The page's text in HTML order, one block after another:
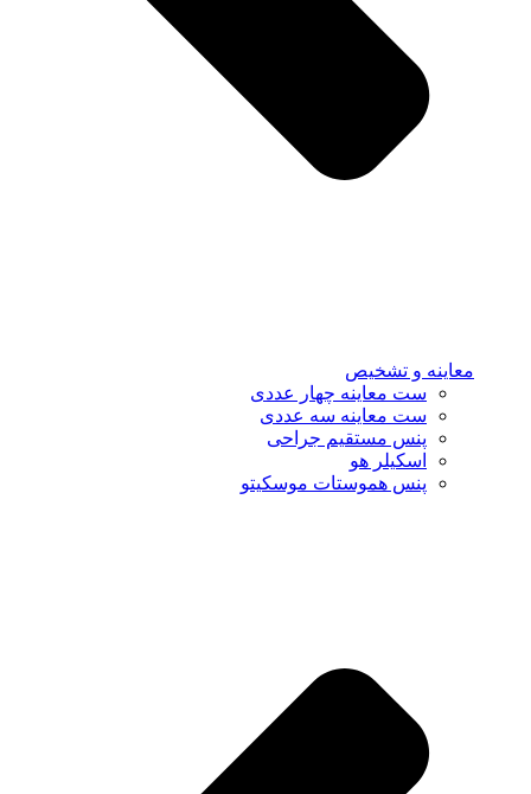
معاینه و تشخیص
ست معاینه چهار عددی
ست معاینه سه عددی
پنس مستقیم جراحی
اسکیلر هو
پنس هموستات موسکیتو